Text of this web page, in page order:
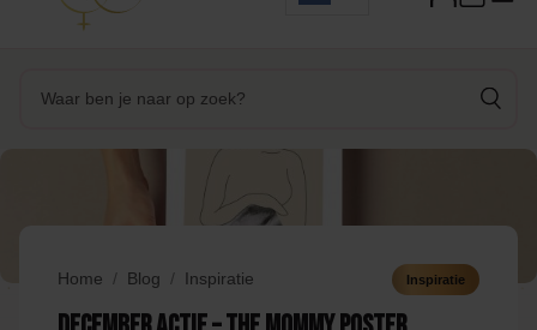
Home Blog Inspiratie Inspiratie